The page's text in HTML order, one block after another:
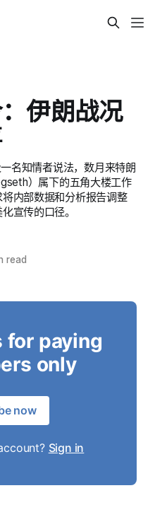
伊朗战况
名知情者说法，数月来特朗
）属下的五角大楼工作
内部数据和分析报告调整
宣传的口径。
read
for paying
only
now
Sign in